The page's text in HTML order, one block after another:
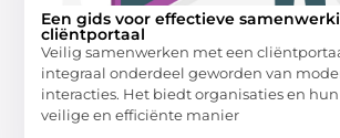
Een gids voor effectieve
cliëntportaal
Veilig samenwerken met een
integraal onderdeel geworden van
interacties. Het biedt organisaties en
veilige en efficiënte manier